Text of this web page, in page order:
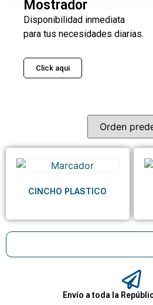
Envío a toda la
Mostrador
Disponibilidad inmediata
para tus necesidades diarias.
Click aqui
CINCHO PLASTICO